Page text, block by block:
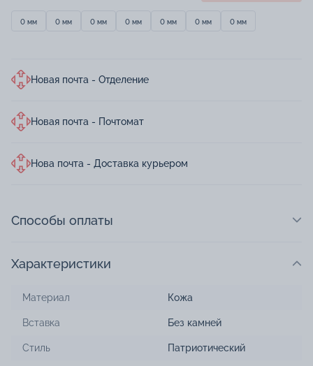
0 мм 0 мм 0 мм 0 мм 0 мм 0 мм 0 мм
Новая почта - Отделение
Новая почта - Почтомат
Нова почта - Доставка курьером
Способы оплаты
Характеристики
Материал Кожа
Вставка Без камней
Стиль Патриотический